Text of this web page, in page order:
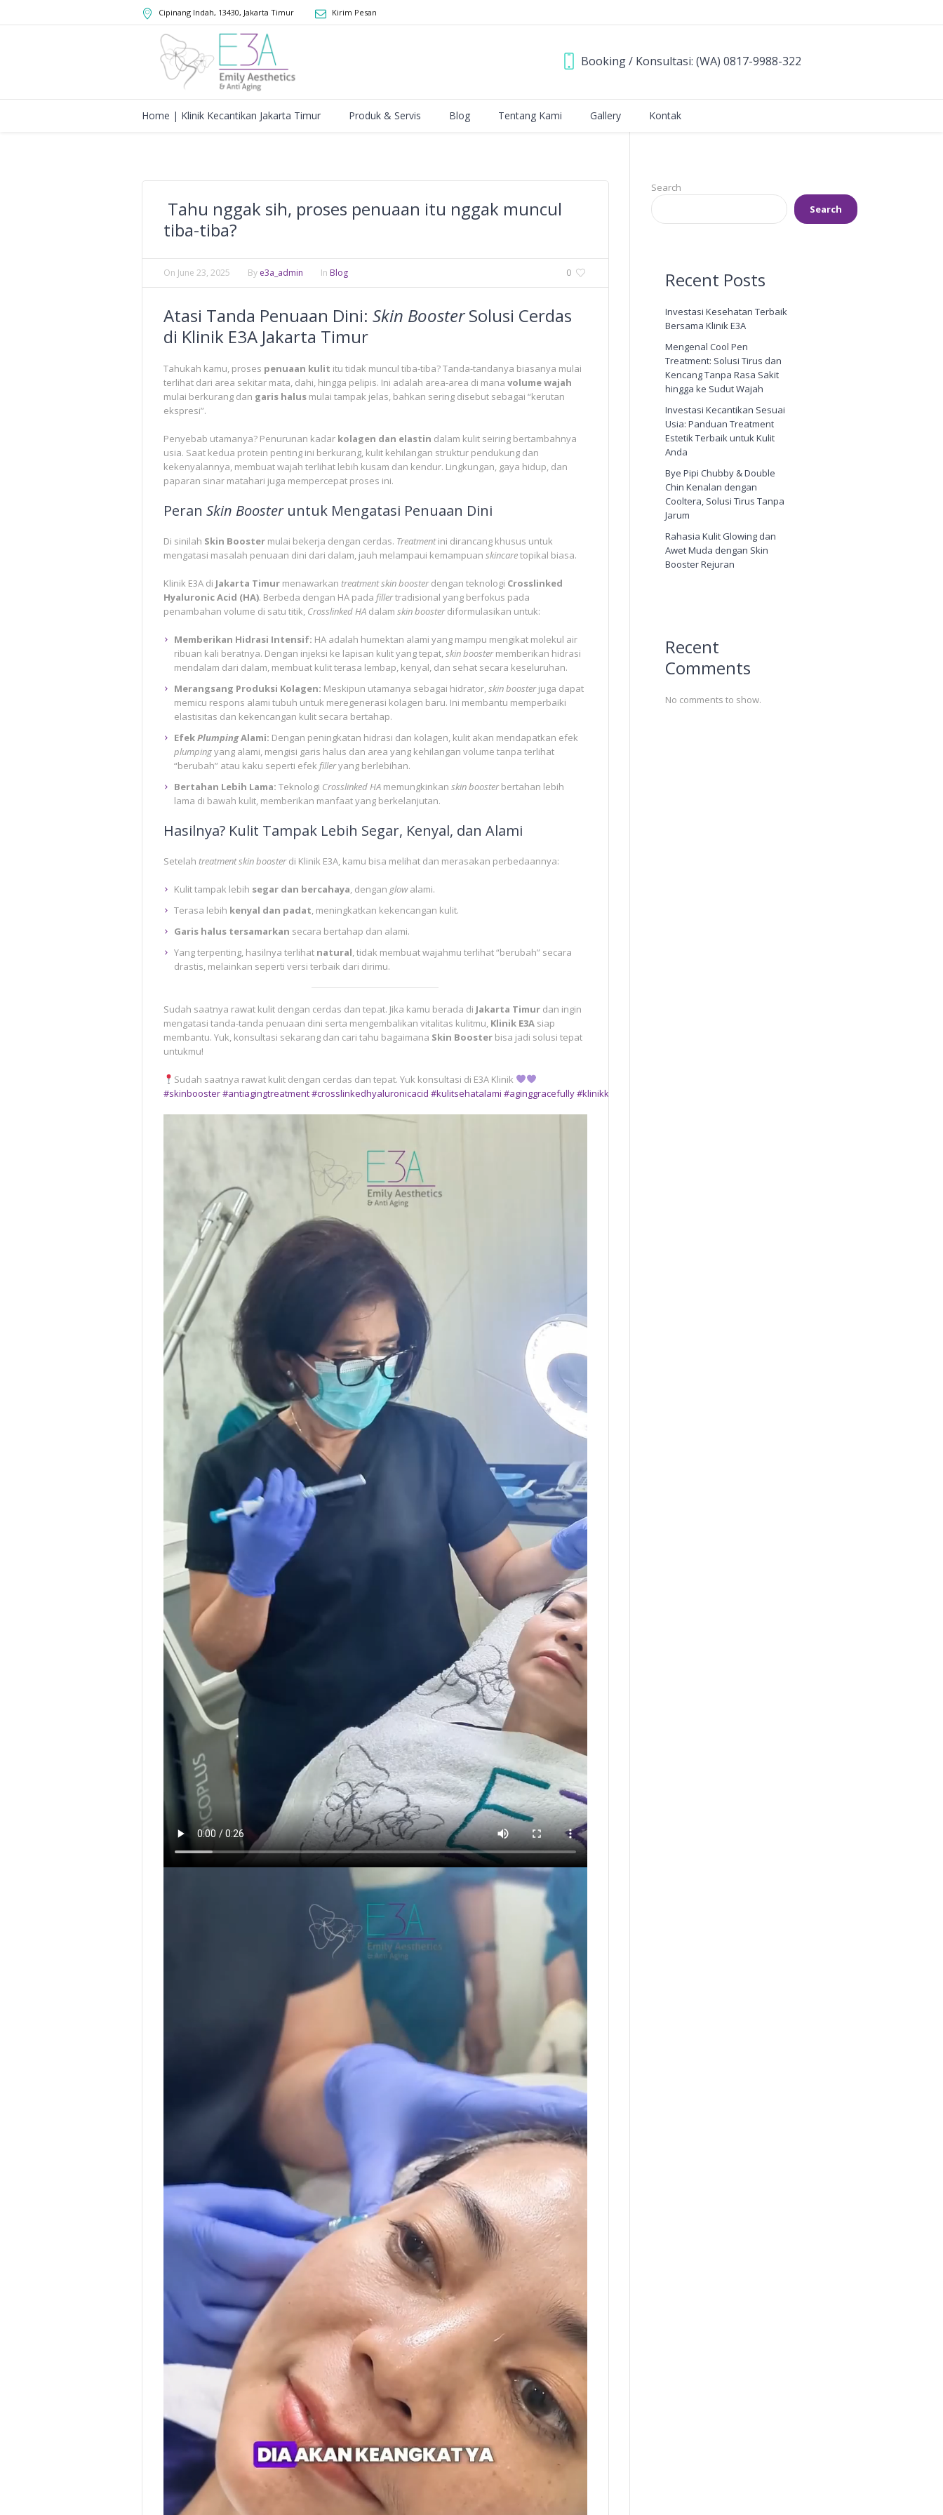
Cipinang Indah, 13430, Jakarta Timur Kirim Pesan
Booking / Konsultasi: (WA) 0817-9988-322
Home | Klinik Kecantikan Jakarta Timur Produk & Servis Blog Tentang Kami Gallery Kontak
Tahu nggak sih, proses penuaan itu nggak muncul
tiba-tiba?
0
On June 23, 2025 By e3a_admin In Blog
Atasi Tanda Penuaan Dini: Skin BoosterSolusi Cerdas
di Klinik E3A Jakarta Timur
Tahukah kamu, proses penuaan kulit itu tidak muncul tiba-tiba? Tanda-tandanya biasanya mulai
terlihat dari area sekitar mata, dahi, hingga pelipis. Ini adalah area-area di mana volume wajah
mulai berkurang dan garis halus mulai tampak jelas, bahkan sering disebut sebagai “kerutan
ekspresi”.
Penyebab utamanya? Penurunan kadar kolagen dan elastin dalam kulit seiring bertambahnya
usia. Saat kedua protein penting ini berkurang, kulit kehilangan struktur pendukung dan
kekenyalannya, membuat wajah terlihat lebih kusam dan kendur. Lingkungan, gaya hidup, dan
paparan sinar matahari juga mempercepat proses ini.
Peran Skin Boosteruntuk Mengatasi Penuaan Dini
Di sinilah Skin Booster mulai bekerja dengan cerdas. Treatmentini dirancang khusus untuk
mengatasi masalah penuaan dini dari dalam, jauh melampaui kemampuan skincaretopikal biasa.
Klinik E3A di Jakarta Timur menawarkan treatmentskin boosterdengan teknologi Crosslinked
Hyaluronic Acid (HA). Berbeda dengan HA pada fillertradisional yang berfokus pada
penambahan volume di satu titik, Crosslinked HA dalam skin boosterdiformulasikan untuk:
Memberikan Hidrasi Intensif: HA adalah humektan alami yang mampu mengikat molekul air
ribuan kali beratnya. Dengan injeksi ke lapisan kulit yang tepat,skin boostermemberikan hidrasi
mendalam dari dalam, membuat kulit terasa lembap, kenyal, dan sehat secara keseluruhan.
Merangsang Produksi Kolagen: Meskipun utamanya sebagai hidrator,skin boosterjuga dapat
memicu respons alami tubuh untuk meregenerasi kolagen baru. Ini membantu memperbaiki
elastisitas dan kekencangan kulit secara bertahap.
EfekPlumpingAlami: Dengan peningkatan hidrasi dan kolagen, kulit akan mendapatkan efek
plumpingyang alami, mengisi garis halus dan area yang kehilangan volume tanpa terlihat
“berubah” atau kaku seperti efek filleryang berlebihan.
Bertahan Lebih Lama: Teknologi Crosslinked HA memungkinkan skin boosterbertahan lebih
lama di bawah kulit, memberikan manfaat yang berkelanjutan.
Hasilnya? Kulit Tampak Lebih Segar, Kenyal, dan Alami
Setelah treatmentskin boosterdi Klinik E3A, kamu bisa melihat dan merasakan perbedaannya:
Kulit tampak lebih segar dan bercahaya, dengan glowalami.
Terasa lebih kenyal dan padat, meningkatkan kekencangan kulit.
Garis halus tersamarkan secara bertahap dan alami.
Yang terpenting, hasilnya terlihat natural, tidak membuat wajahmu terlihat “berubah” secara
drastis, melainkan seperti versi terbaik dari dirimu.
Sudah saatnya rawat kulit dengan cerdas dan tepat. Jika kamu berada di Jakarta Timur dan ingin
mengatasi tanda-tanda penuaan dini serta mengembalikan vitalitas kulitmu, Klinik E3A siap
membantu. Yuk, konsultasi sekarang dan cari tahu bagaimana Skin Booster bisa jadi solusi tepat
untukmu!
Sudah saatnya rawat kulit dengan cerdas dan tepat. Yuk konsultasi di E3A Klinik
#skinbooster#antiagingtreatment#crosslinkedhyaluronicacid #kulitsehatalami #aginggracefully#klinikkecantikanjakarta
Search
Search
Recent Posts
Investasi Kesehatan Terbaik
Bersama Klinik E3A
Mengenal Cool Pen
Treatment: Solusi Tirus dan
Kencang Tanpa Rasa Sakit
hingga ke Sudut Wajah
Investasi Kecantikan Sesuai
Usia: Panduan Treatment
Estetik Terbaik untuk Kulit
Anda
Bye Pipi Chubby & Double
Chin Kenalan dengan
Cooltera, Solusi Tirus Tanpa
Jarum
Rahasia Kulit Glowing dan
Awet Muda dengan Skin
Booster Rejuran
Recent
Comments
No comments to show.